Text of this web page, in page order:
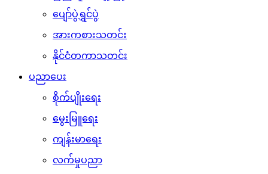
ပျော်ပွဲရွှင်ပွဲ
အားကစားသတင်း
နိုင်ငံတကာသတင်း
ပညာပေး
စိုက်ပျိုးရေး
မွေးမြူရေး
ကျန်းမာရေး
လက်မှုပညာ